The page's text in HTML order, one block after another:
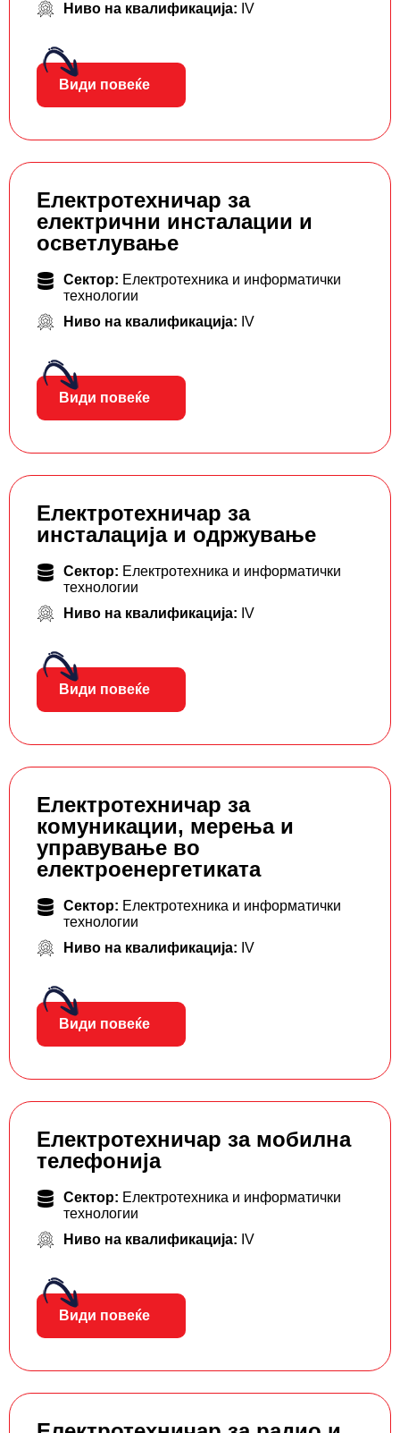
Ниво на квалификација: IV
Види повеќе
Електротехничар за
електрични инсталации и
осветлување
Сектор: Електротехника и информатички
технологии
Ниво на квалификација: IV
Види повеќе
Електротехничар за
инсталација и одржување
Сектор: Електротехника и информатички
технологии
Ниво на квалификација: IV
Види повеќе
Електротехничар за
комуникации, мерења и
управување во
електроенергетиката
Сектор: Електротехника и информатички
технологии
Ниво на квалификација: IV
Види повеќе
Електротехничар за мобилна
телефонија
Сектор: Електротехника и информатички
технологии
Ниво на квалификација: IV
Види повеќе